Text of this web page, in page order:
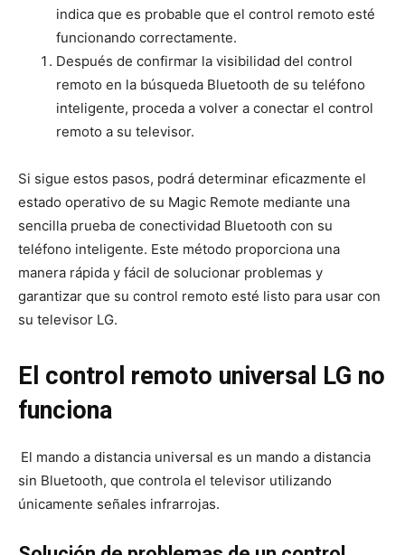
indica que es probable que el control remoto esté
funcionando correctamente.
Después de confirmar la visibilidad del control
remoto en la búsqueda Bluetooth de su teléfono
inteligente, proceda a volver a conectar el control
remoto a su televisor.
Si sigue estos pasos, podrá determinar eficazmente el
estado operativo de su Magic Remote mediante una
sencilla prueba de conectividad Bluetooth con su
teléfono inteligente. Este método proporciona una
manera rápida y fácil de solucionar problemas y
garantizar que su control remoto esté listo para usar con
su televisor LG.
El control remoto universal LG no
funciona
El mando a distancia universal es un mando a distancia
sin Bluetooth, que controla el televisor utilizando
únicamente señales infrarrojas.